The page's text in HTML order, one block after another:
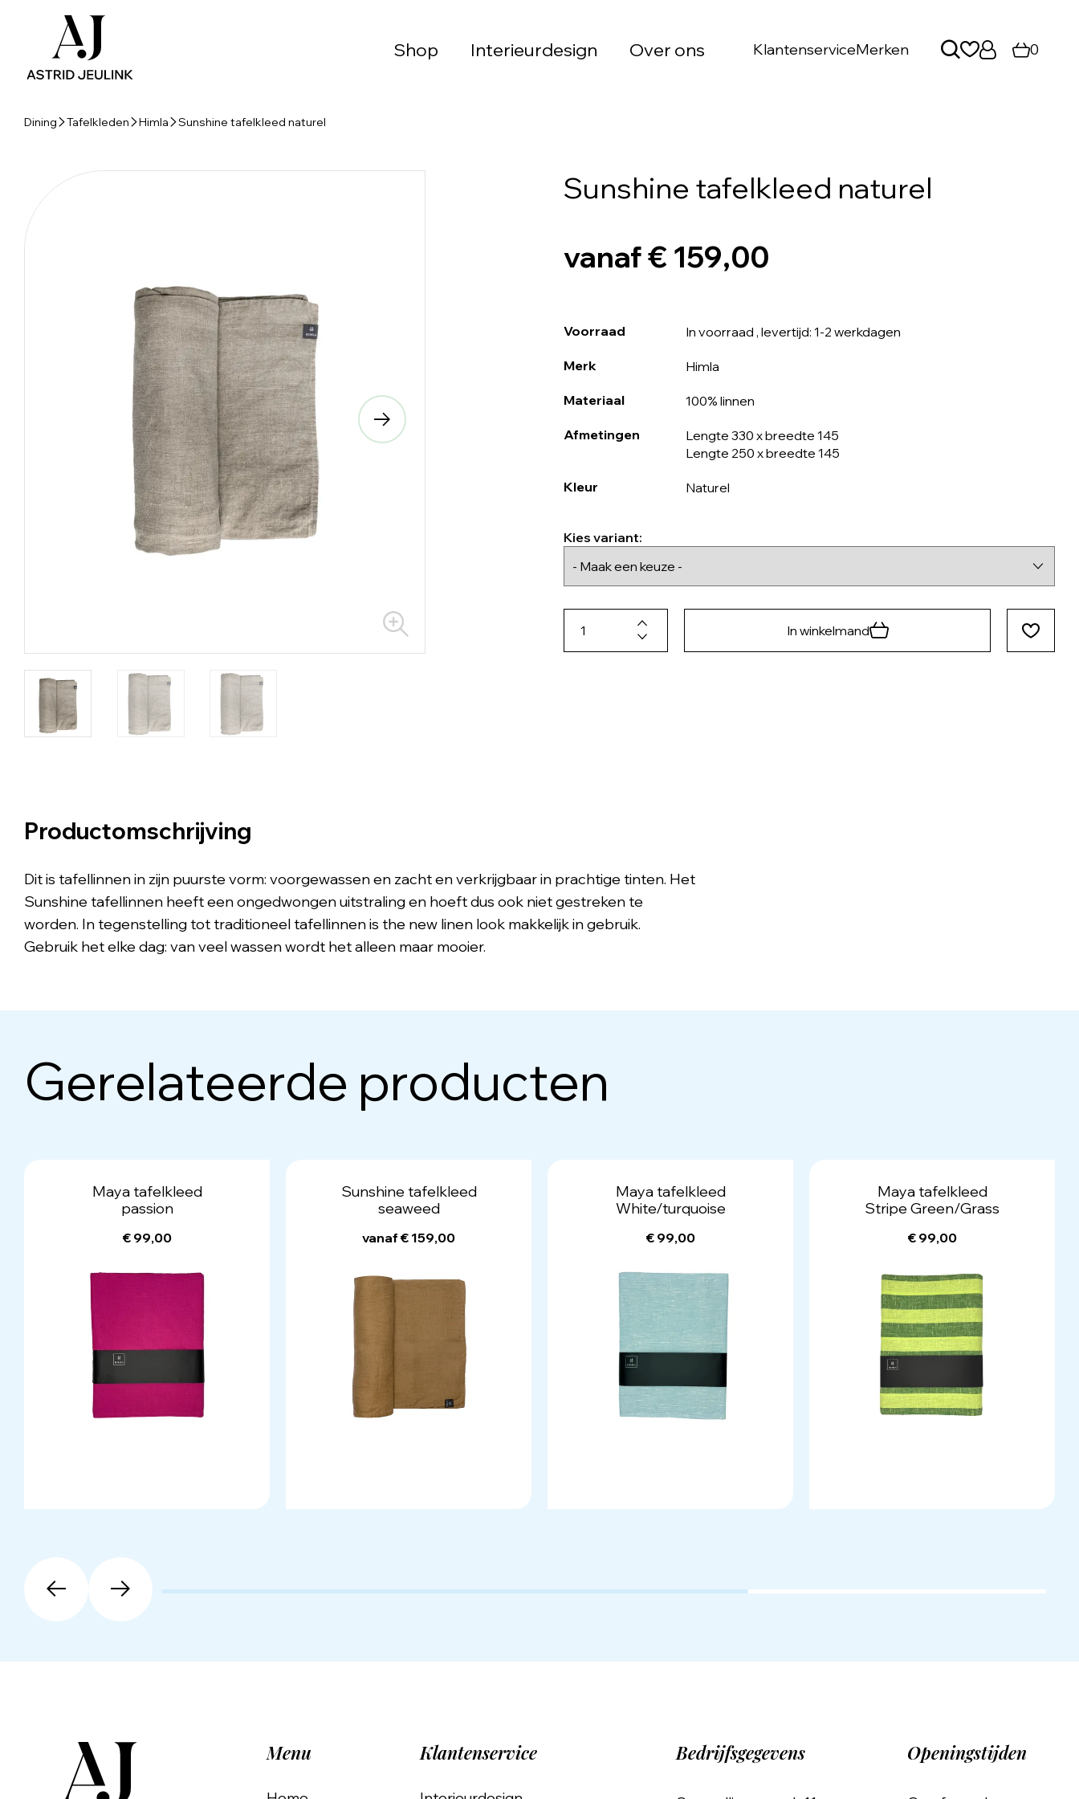
Shop Interieurdesign Over ons KlantenserviceMerken 0
Dining Tafelkleden Himla Sunshine tafelkleed naturel
Sunshine tafelkleed naturel
vanaf € 159,00
Voorraad In voorraad , levertijd: 1-2 werkdagen
Merk Himla
Materiaal 100% linnen
Afmetingen
Lengte 330 x breedte 145
Lengte 250 x breedte 145
Kleur Naturel
Kies variant:
In winkelmand
Productomschrijving
Dit is tafellinnen in zijn puurste vorm: voorgewassen en zacht en verkrijgbaar in prachtige tinten. Het
Sunshine tafellinnen heeft een ongedwongen uitstraling en hoeft dus ook niet gestreken te
worden. In tegenstelling tot traditioneel tafellinnen is the new linen look makkelijk in gebruik.
Gebruik het elke dag: van veel wassen wordt het alleen maar mooier.
Gerelateerde producten
Maya tafelkleed
passion
€ 99,00
Sunshine tafelkleed
seaweed
vanaf € 159,00
Maya tafelkleed
White/turquoise
€ 99,00
Maya tafelkleed
Stripe Green/Grass
€ 99,00
Menu Klantenservice Bedrijfsgegevens Openingstijden